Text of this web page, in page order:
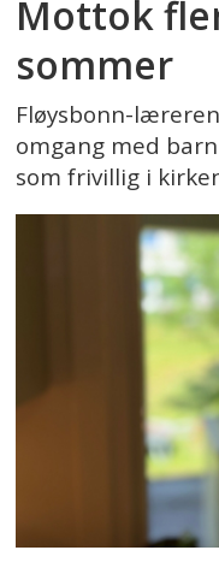
Mottok
sommer
Fløysbonn-
omgang med
som frivillig i